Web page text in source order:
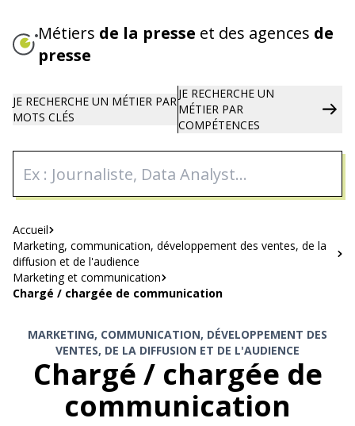
au
contenu
Métiers de la presse et des agences de
presse
JE RECHERCHE UN MÉTIER PAR
MOTS CLÉS
JE RECHERCHE UN
MÉTIER PAR
COMPÉTENCES
Fil
d'Ariane
Accueil
Marketing, communication, développement des ventes, de la
diffusion et de l'audience
Marketing et communication
Chargé / chargée de communication
MARKETING, COMMUNICATION, DÉVELOPPEMENT DES
VENTES, DE LA DIFFUSION ET DE L'AUDIENCE
Chargé / chargée de
communication